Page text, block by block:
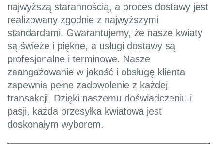
najwyższą starannością, a proces dostawy jest
realizowany zgodnie z najwyższymi
standardami. Gwarantujemy, że nasze kwiaty
są świeże i piękne, a usługi dostawy są
profesjonalne i terminowe. Nasze
zaangażowanie w jakość i obsługę klienta
zapewnia pełne zadowolenie z każdej
transakcji. Dzięki naszemu doświadczeniu i
pasji, każda przesyłka kwiatowa jest
doskonałym wyborem.